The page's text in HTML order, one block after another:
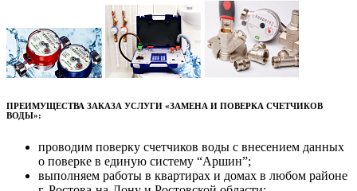
ПРЕИМУЩЕСТВА ЗАКАЗА УСЛУГИ «ЗАМЕНА И ПОВЕРКА СЧЕТЧИКОВ
ВОДЫ»:
проводим поверку счетчиков воды с внесением данных
о поверке в единую систему “Аршин”;
выполняем работы в квартирах и домах в любом районе